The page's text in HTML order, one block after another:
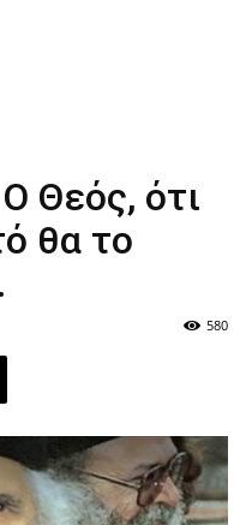
Θεός, ότι
θα το
580